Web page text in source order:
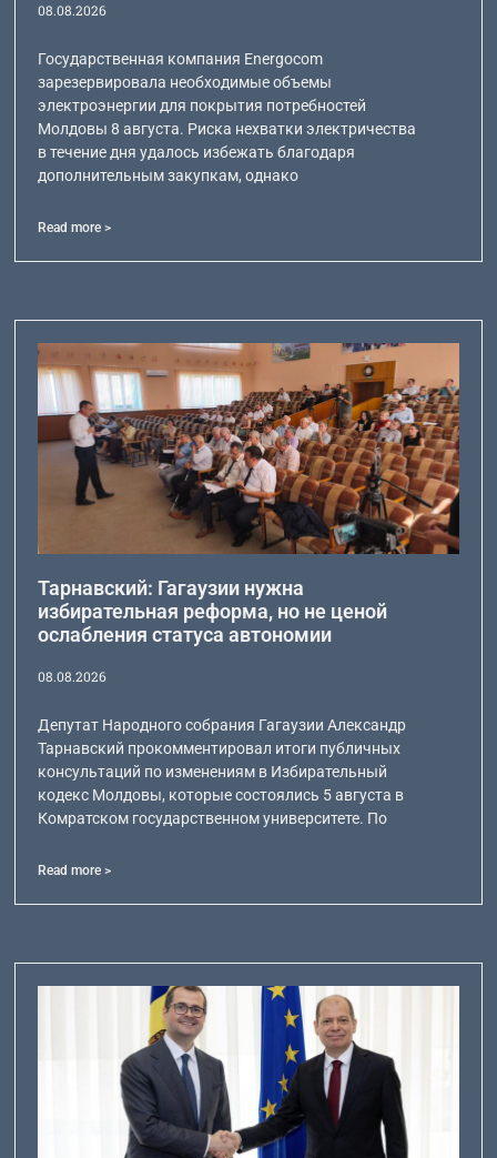
08.08.2026
Государственная компания Energocom
зарезервировала необходимые объемы
электроэнергии для покрытия потребностей
Молдовы 8 августа. Риска нехватки электричества
в течение дня удалось избежать благодаря
дополнительным закупкам, однако
Read more >
Тарнавский: Гагаузии нужна
избирательная реформа, но не ценой
ослабления статуса автономии
08.08.2026
Депутат Народного собрания Гагаузии Александр
Тарнавский прокомментировал итоги публичных
консультаций по изменениям в Избирательный
кодекс Молдовы, которые состоялись 5 августа в
Комратском государственном университете. По
Read more >